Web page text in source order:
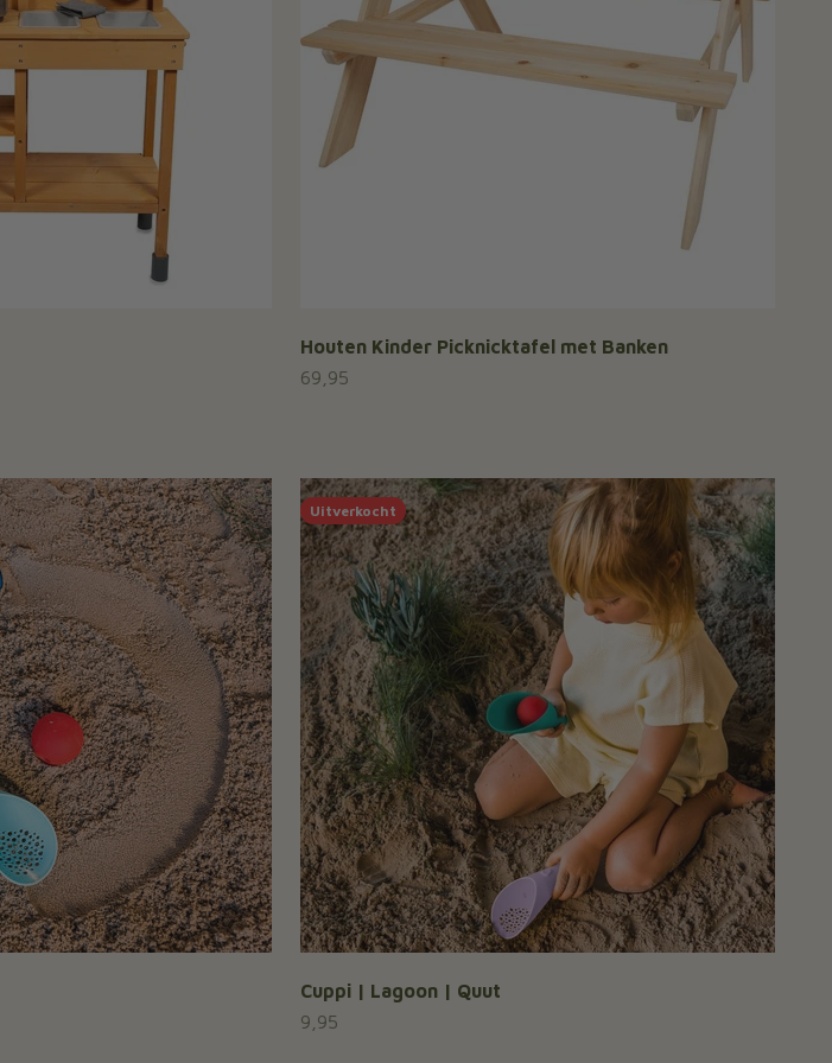
Houten Kinder Picknicktafel met Banken
Aanbiedingsprijs
69,95
Uitverkocht
Cuppi | Lagoon | Quut
Aanbiedingsprijs
9,95